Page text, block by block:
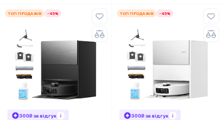
ТОП ПРОДАЖІВ -45%
300₴ за відгук
ТОП ПРОДАЖІВ -45%
300₴ за відгук